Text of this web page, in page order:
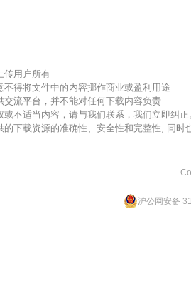
传用户所有
不得将文件中的内容挪作商业或盈利用途
交流平台，并不能对任何下载内容负责
不适当内容，请与我们联系，我们立即纠正
下载资源的准确性、安全性和完整性, 同时
沪公网安备